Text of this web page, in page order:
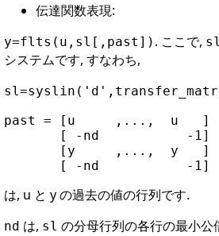
伝達関数表現:
y=flts(u,sl[,past]) . ここで, sl
システムです, すなわち,
past = [u     ,...,  u   ]
       [ -nd           -1]
       [y     ,...,  y   ]
は, u と y の過去の値の行列です.
nd は, sl の分母行列の各行の最小公